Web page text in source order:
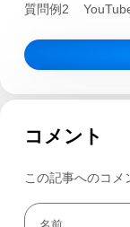
質問例2
コメント
この記事へのコメ